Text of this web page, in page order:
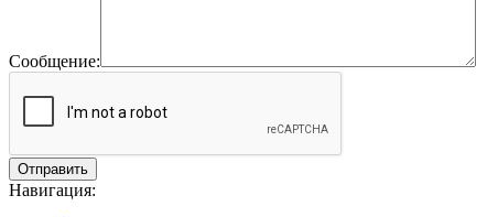
Сообщение:
Навигация: